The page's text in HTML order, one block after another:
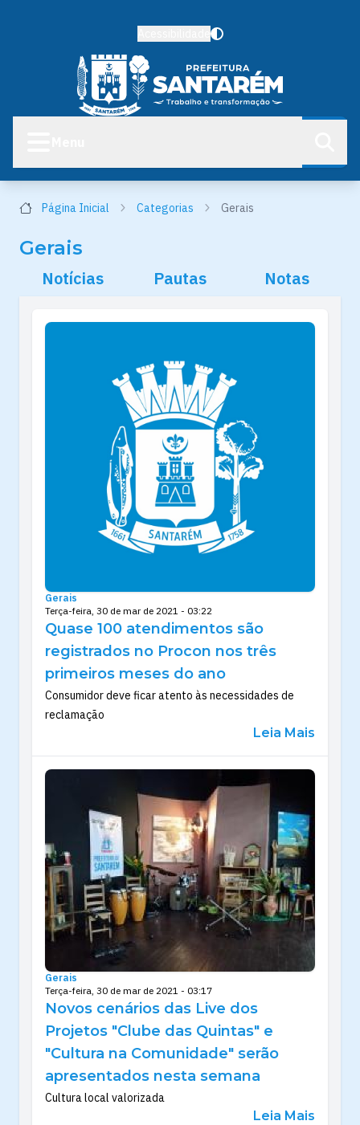
Página Inicial Categorias Gerais
Gerais
Notícias Pautas Notas
Gerais
Terça-feira, 30 de mar de 2021 - 03:22
Quase 100 atendimentos são
registrados no Procon nos três
primeiros meses do ano
Consumidor deve ficar atento às necessidades de
reclamação
Leia Mais
Gerais
Terça-feira, 30 de mar de 2021 - 03:17
Novos cenários das Live dos
Projetos "Clube das Quintas" e
"Cultura na Comunidade" serão
apresentados nesta semana
Cultura local valorizada
Leia Mais